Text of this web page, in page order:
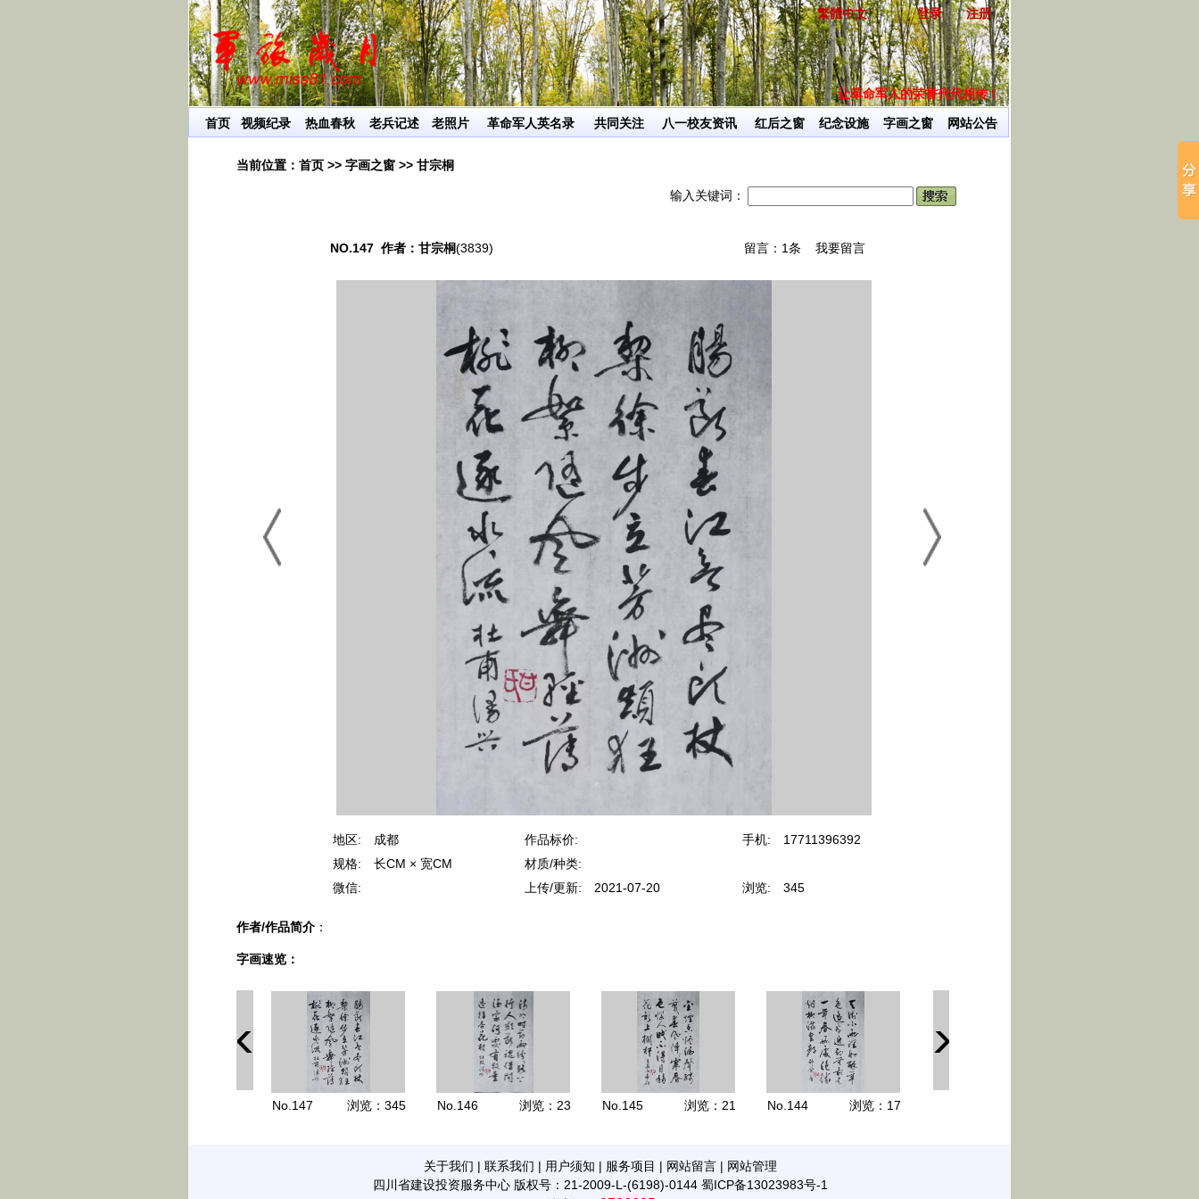
繁體中文 登录 注册
传递有用的信息，给生活增添一些乐趣！ 将挥之不去的思念永远寄存在网上！ 让革命军人的荣誉代代相传！
首页 视频纪录 热血春秋 老兵记述 老照片 革命军人英名录 共同关注 八一校友资讯 红后之窗 纪念设施 字画之窗 网站公告
当前位置： 首页 >> 字画之窗 >> 甘宗桐
输入关键词：
NO.147 作者：甘宗桐(3839) 留言：1条 我要留言
地区: 成都 作品标价: 手机:
17711396392
规格:
长CM × 宽CM
材质/种类:
微信:
上传/更新: 2021-07-20 浏览: 345
作者/作品简介 ：
字画速览：
No.147 浏览： 345 No.146 浏览： 23 No.145 浏览： 21 No.144 浏览： 17
关于我们 | 联系我们 | 用户须知 | 服务项目 | 网站留言 | 网站管理
四川省建设投资服务中心 版权号：21-2009-L-(6198)-0144 蜀ICP备13023983号-1